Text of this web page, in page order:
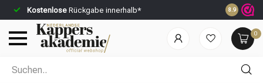
Kostenlose Rückgabe innerhalb* Vor 23:59
8.9
0
Nach welcher Kategorie suchst du?